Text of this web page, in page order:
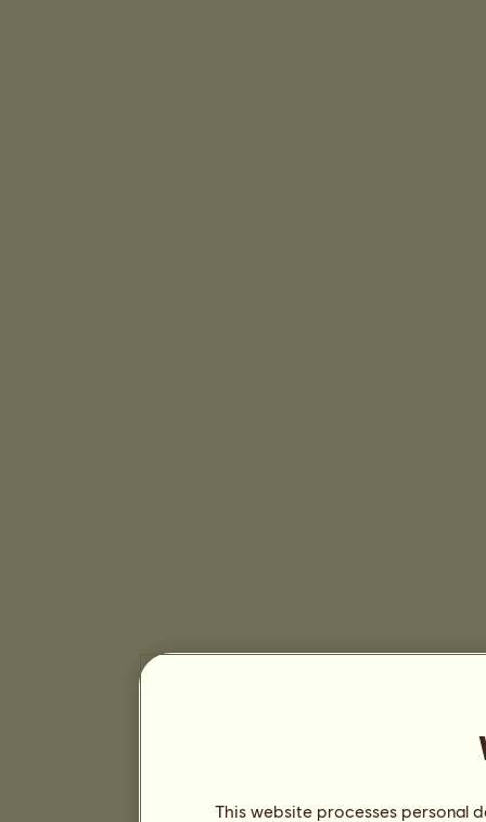
This website processes personal